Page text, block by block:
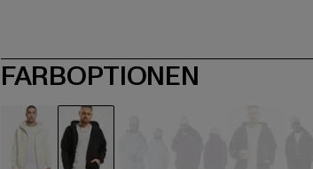
FARBOPTIONEN